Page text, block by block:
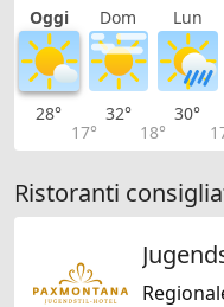
Oggi Dom Lun
28°
17°
32°
18°
30°
Ristoranti